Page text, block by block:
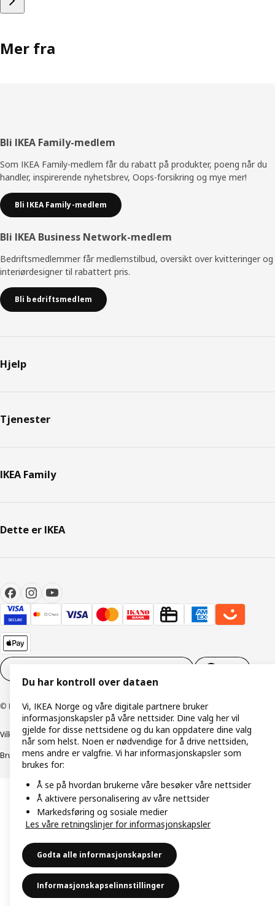
Mer fra
Bunntekst
Bli IKEA Family-medlem
Som IKEA Family-medlem får du rabatt på produkter, poeng når du
handler, inspirerende nyhetsbrev, Oops-forsikring og mye mer!
Bli IKEA Family-medlem
Bli IKEA Business Network-medlem
Bedriftsmedlemmer får medlemstilbud, oversikt over kvitteringer og
interiørdesigner til rabattert pris.
Bli bedriftsmedlem
Hjelp
Tjenester
IKEA Family
Dette er IKEA
© Inter IKEA Systems B.V. 1999–2026
Vilkår og betingelserRetningslinjer for personvern
Bruk av informasjonskapsler (Cookies)Retningslinjer for ansvarlig avsløring
Du har kontroll over dataen
Vi, IKEA Norge og våre digitale partnere bruker
informasjonskapsler på våre nettsider. Dine valg her vil
gjelde for disse nettsidene og du kan oppdatere dine valg
når som helst. Noen er nødvendige for å drive nettsiden,
mens andre er valgfrie. Vi har informasjonskapsler som
brukes for:
Å se på hvordan brukerne våre besøker våre nettsider
Å aktivere personalisering av våre nettsider
Markedsføring og sosiale medier
Les våre retningslinjer for informasjonskapsler
Godta alle informasjonskapsler
Informasjonskapselinnstillinger